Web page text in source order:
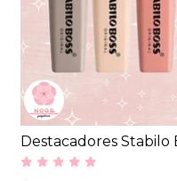
Destacadores Stabilo